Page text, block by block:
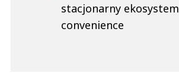
stacjonarny ekosystem
convenience